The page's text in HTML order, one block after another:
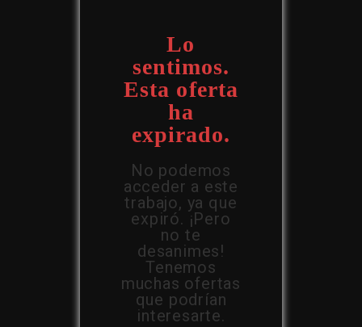
Lo
sentimos.
Esta oferta
ha
expirado.
No podemos
acceder a este
trabajo, ya que
expiró. ¡Pero
no te
desanimes!
Tenemos
muchas ofertas
que podrían
interesarte.